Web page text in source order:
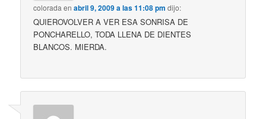
colorada enabril 9, 2009 a las 11:08 pm dijo:
QUIEROVOLVER A VER ESA SONRISA DE
PONCHARELLO, TODA LLENA DE DIENTES
BLANCOS. MIERDA.